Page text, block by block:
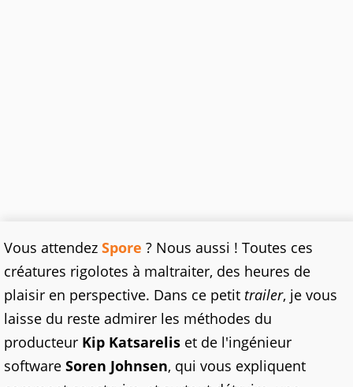
Vous attendez Spore ? Nous aussi ! Toutes ces
créatures rigolotes à maltraiter, des heures de
plaisir en perspective. Dans ce petit trailer, je vous
laisse du reste admirer les méthodes du
producteur Kip Katsarelis et de l'ingénieur
software Soren Johnsen, qui vous expliquent